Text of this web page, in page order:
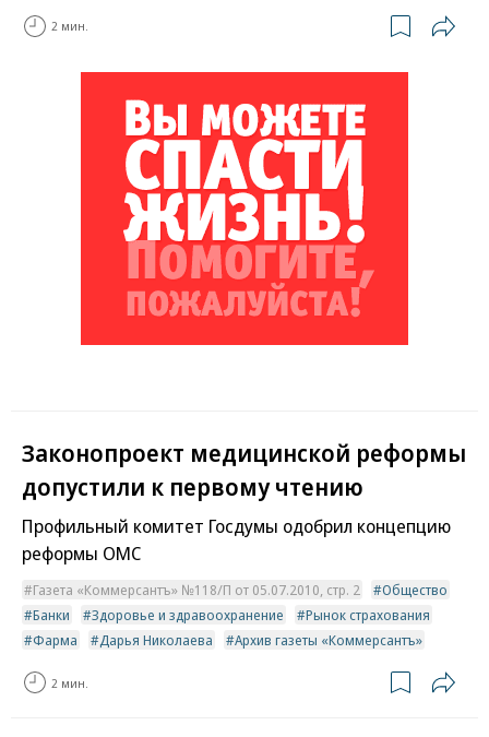
2 мин.
Законопроект медицинской реформы
допустили к первому чтению
Профильный комитет Госдумы одобрил концепцию
реформы ОМС
Газета «Коммерсантъ» №118/П от 05.07.2010, стр. 2
Общество
Банки
Здоровье и здравоохранение
Рынок страхования
Фарма
Дарья Николаева Архив газеты «Коммерсантъ»
2 мин.